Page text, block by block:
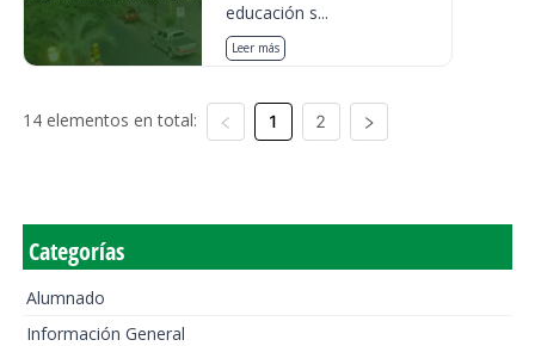
educación s...
Leer más
14 elementos en total: 1 2
Categorías
Alumnado
Información General